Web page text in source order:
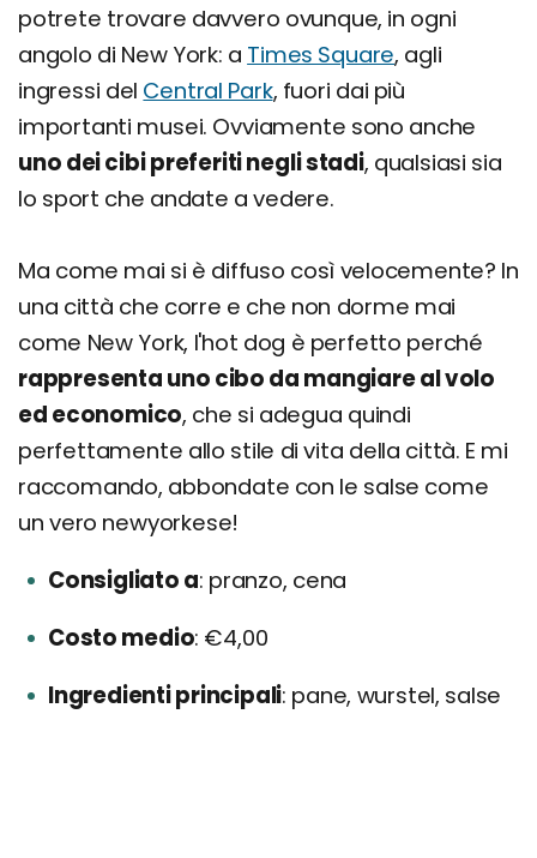
potrete trovare davvero ovunque, in ogni
angolo di New York: a Times Square, agli
ingressi del Central Park, fuori dai più
importanti musei. Ovviamente sono anche
uno dei cibi preferiti negli stadi, qualsiasi sia
lo sport che andate a vedere.
Ma come mai si è diffuso così velocemente? In
una città che corre e che non dorme mai
come New York, l'hot dog è perfetto perché
rappresenta uno cibo da mangiare al volo
ed economico, che si adegua quindi
perfettamente allo stile di vita della città. E mi
raccomando, abbondate con le salse come
un vero newyorkese!
Consigliato a pranzo, cena
Costo medio €4,00
Ingredienti principali pane, wurstel, salse